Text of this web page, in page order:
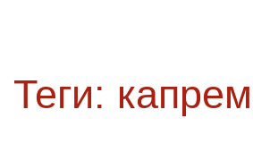
Теги: